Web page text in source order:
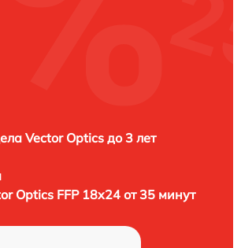
Vector Optics до 3 лет
Optics FFP 18x24 от 35 минут